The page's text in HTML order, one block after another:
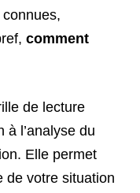
comment
de lecture
à l’analyse du
Elle permet
de votre situation